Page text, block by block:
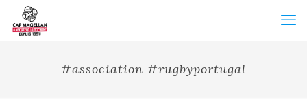
#association #rugbyportugal